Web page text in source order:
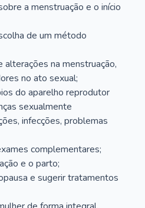
a menstruação e o início
de um método
alterações na menstruação,
no ato sexual;
do aparelho reprodutor
sexualmente
infecções, problemas
complementares;
e o parto;
e sugerir tratamentos